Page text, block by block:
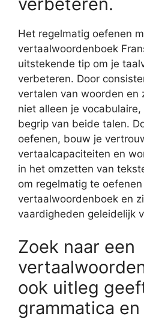
Het regelmatig oefenen
vertaalwoordenboek
uitstekende tip om je
verbeteren. Door
vertalen van woorden en
niet alleen je
begrip van beide talen.
oefenen, bouw je
vertaalcapaciteiten en
in het omzetten van
om regelmatig te
vertaalwoordenboek en
vaardigheden geleidelijk
Zoek naar een
ook uitleg
grammatica